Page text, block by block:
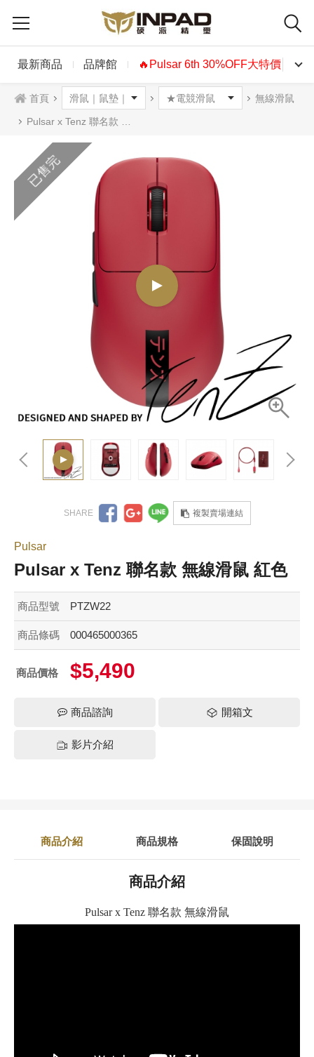
最新商品 品牌館 🔥Pulsar 6th 30%OFF大特價🔥
首頁 無線滑鼠
Pulsar x Tenz 聯名款 無線滑鼠 紅色
已售完
複製賣場連結
Pulsar
Pulsar x Tenz 聯名款 無線滑鼠 紅色
商品型號 PTZW22
商品條碼 000465000365
商品價格 $5,490
商品諮詢 開箱文
影片介紹
商品介紹 商品規格 保固說明
商品介紹
Pulsar x Tenz 聯名款 無線滑鼠